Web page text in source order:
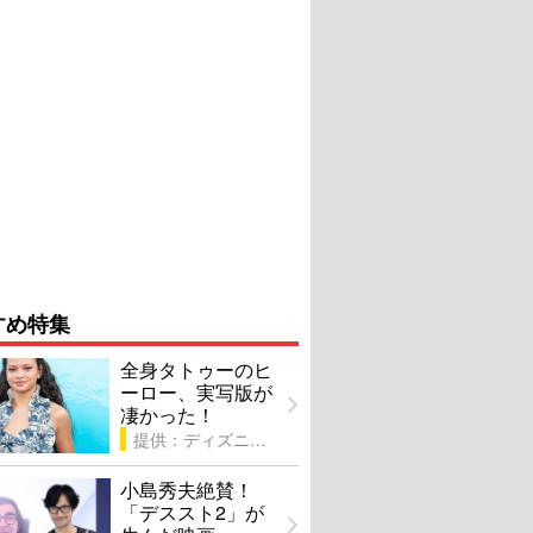
特集
全身タトゥーのヒ
ーロー、実写版が
凄かった！
提供：ディズニー
小島秀夫絶賛！
「デススト2」が